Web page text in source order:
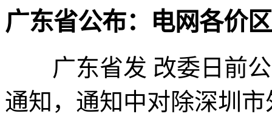
广东省公布：电网各价
广东省发 改委日前公
通知，通知中对除深圳